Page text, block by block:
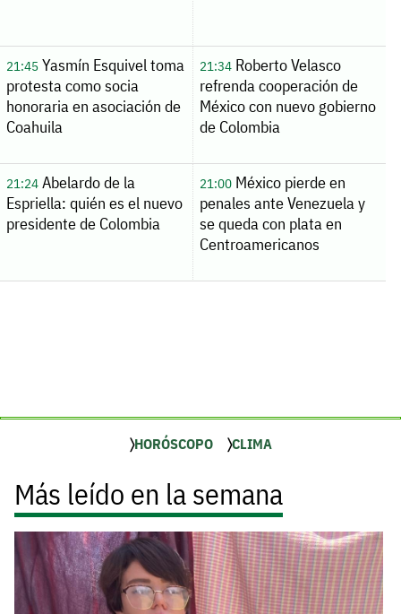
21:45Yasmín Esquivel toma
protesta como socia
honoraria en asociación de
Coahuila
21:34Roberto Velasco
refrenda cooperación de
México con nuevo gobierno
de Colombia
21:24Abelardo de la
Espriella: quién es el nuevo
presidente de Colombia
21:00México pierde en
penales ante Venezuela y
se queda con plata en
Centroamericanos
HORÓSCOPO CLIMA
Más leído en la semana